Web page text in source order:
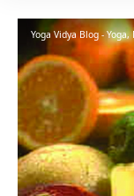
Yoga Vidya Blog -